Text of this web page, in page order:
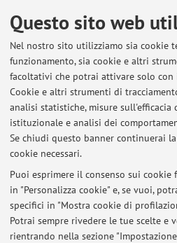
Questo sito web
Nel nostro sito utilizziamo sia cookie
funzionamento, sia cookie e altri
facoltativi che potrai attivare solo con
Cookie e altri strumenti di
analisi statistiche, misure sull'efficacia
istituzionale e analisi dei
Se chiudi questo banner continuerai
cookie necessari.
Puoi esprimere il consenso sui
in "Personalizza cookie" e, se vuoi,
specifici in "Mostra cookie di
Potrai sempre rivedere le tue scelte e
rientrando nella sezione
Avvisi
Al momento non sono presenti
Area riservata
Accedi tramite login per gestire tutti i
© 2026 - ALMA MATER
Zamboni, 33 - 40126 Bologna -
Privacy| Note legali |